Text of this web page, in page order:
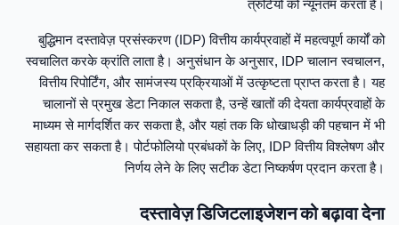
त्रुटियों को न्यूनतम करता है।
बुद्धिमान दस्तावेज़ प्रसंस्करण (IDP) वित्तीय कार्यप्रवाहों में महत्वपूर्ण कार्यों को
स्वचालित करके क्रांति लाता है। अनुसंधान के अनुसार, IDP चालान स्वचालन,
वित्तीय रिपोर्टिंग, और सामंजस्य प्रक्रियाओं में उत्कृष्टता प्राप्त करता है। यह
चालानों से प्रमुख डेटा निकाल सकता है, उन्हें खातों की देयता कार्यप्रवाहों के
माध्यम से मार्गदर्शित कर सकता है, और यहां तक कि धोखाधड़ी की पहचान में भी
सहायता कर सकता है। पोर्टफोलियो प्रबंधकों के लिए, IDP वित्तीय विश्लेषण और
निर्णय लेने के लिए सटीक डेटा निष्कर्षण प्रदान करता है।
दस्तावेज़ डिजिटलाइजेशन को बढ़ावा देना